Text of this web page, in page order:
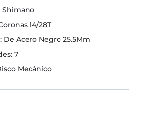
Shimano
14/28T
De Acero Negro 25.5Mm
7
Mecánico